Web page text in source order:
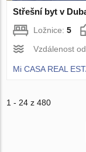
Střešní byt v
Ložnice:5
Vzdálenost
Mi CASA REAL
1 - 24 z 480